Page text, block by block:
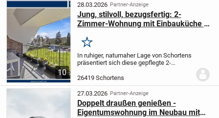
Gewerbeflächen optimal vereint. Das
architektoni...
10
28.03.2026 Partner-Anzeige
Jung, stilvoll, bezugsfertig: 2-
Zimmer-Wohnung mit Einbauküche &
Merken
In ruhiger, naturnaher Lage von Schortens
präsentiert sich diese gepflegte 2-
Zuhause für Singles und Paare, die
Komfort, Qualität und ein grünes Umfeld
zu schätzen...
26419 Schortens
27.03.2026 Partner-Anzeige
Doppelt draußen genießen -
Eigentumswohnung im Neubau mit